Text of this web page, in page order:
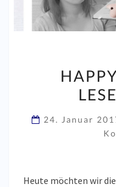
24. Januar
Heute möchten wir